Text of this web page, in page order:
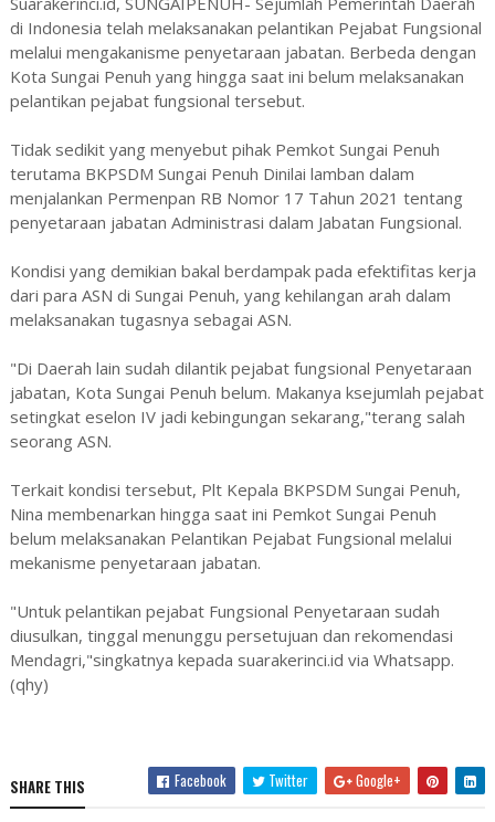
di Indonesia telah melaksanakan pelantikan Pejabat Fungsional
melalui mengakanisme penyetaraan jabatan. Berbeda dengan
Kota Sungai Penuh yang hingga saat ini belum melaksanakan
pelantikan pejabat fungsional tersebut.
Tidak sedikit yang menyebut pihak Pemkot Sungai Penuh
terutama BKPSDM Sungai Penuh Dinilai lamban dalam
menjalankan Permenpan RB Nomor 17 Tahun 2021 tentang
penyetaraan jabatan Administrasi dalam Jabatan Fungsional.
Kondisi yang demikian bakal berdampak pada efektifitas kerja
dari para ASN di Sungai Penuh, yang kehilangan arah dalam
melaksanakan tugasnya sebagai ASN.
"Di Daerah lain sudah dilantik pejabat fungsional Penyetaraan
jabatan, Kota Sungai Penuh belum. Makanya ksejumlah pejabat
setingkat eselon IV jadi kebingungan sekarang,"terang salah
seorang ASN.
Terkait kondisi tersebut, Plt Kepala BKPSDM Sungai Penuh,
Nina membenarkan hingga saat ini Pemkot Sungai Penuh
belum melaksanakan Pelantikan Pejabat Fungsional melalui
mekanisme penyetaraan jabatan.
"Untuk pelantikan pejabat Fungsional Penyetaraan sudah
diusulkan, tinggal menunggu persetujuan dan rekomendasi
Mendagri,"singkatnya kepada suarakerinci.id via Whatsapp.
(qhy)
SHARE THIS Facebook Twitter Google+